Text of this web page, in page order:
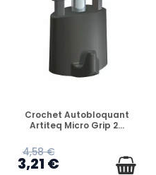
EN STOCK
Crochet Autobloquant
Artiteq Micro Grip 2...
4,58 €
3,21 €